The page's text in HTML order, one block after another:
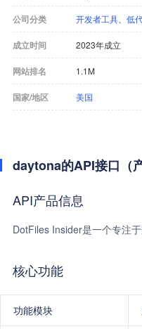
公司分类 开发者工具 低
成立时间 2023年成立
网站排名 1.1M
国家/地区 美国
daytona的API接口（
API产品信息
DotFiles Insider是一个专注
核心功能
功能模块